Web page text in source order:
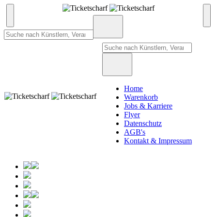
Home
Warenkorb
Jobs & Karriere
Flyer
Datenschutz
AGB's
Kontakt & Impressum